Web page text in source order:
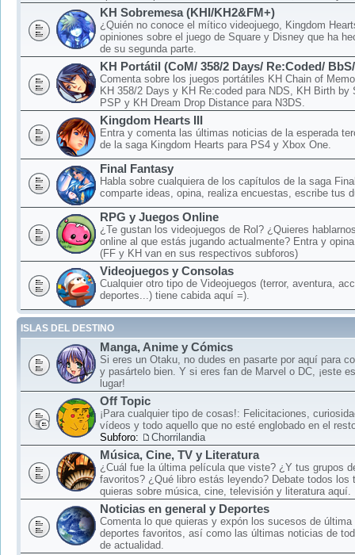
KH Sobremesa (KHI/KH2&FM+)
¿Quién no conoce el mítico videojuego, Kingdom
opiniones sobre el juego de Square y Disney que ha
de su segunda parte.
KH Portátil (CoM/ 358/2 Days/ Re:Coded/
Comenta sobre los juegos portátiles KH Chain of
KH 358/2 Days y KH Re:coded para NDS, KH Birth by
PSP y KH Dream Drop Distance para N3DS.
Kingdom Hearts III
Entra y comenta las últimas noticias de la esperada
de la saga Kingdom Hearts para PS4 y Xbox One.
Final Fantasy
Habla sobre cualquiera de los capítulos de la saga
comparte ideas, opina, realiza encuestas, escribe tus
RPG y Juegos Online
¿Te gustan los videojuegos de Rol? ¿Quieres
online al que estás jugando actualmente? Entra y
(FF y KH van en sus respectivos subforos)
Videojuegos y Consolas
Cualquier otro tipo de Videojuegos (terror, aventura,
deportes...) tiene cabida aquí =).
ISLAS DEL DESTINO
Manga, Anime y Cómics
Si eres un Otaku, no dudes en pasarte por aquí para
y pasártelo bien. Y si eres fan de Marvel o DC, ¡este
lugar!
Off Topic
¡Para cualquier tipo de cosas!: Felicitaciones,
vídeos y todo aquello que no esté englobado en el
Subforo:
Chorrilandia
Música, Cine, TV y Literatura
¿Cuál fue la última película que viste? ¿Y tus grupos
favoritos? ¿Qué libro estás leyendo? Debate todos los
quieras sobre música, cine, televisión y literatura aquí.
Noticias en general y Deportes
Comenta lo que quieras y expón los sucesos de última
deportes favoritos, así como las últimas noticias de
de actualidad.